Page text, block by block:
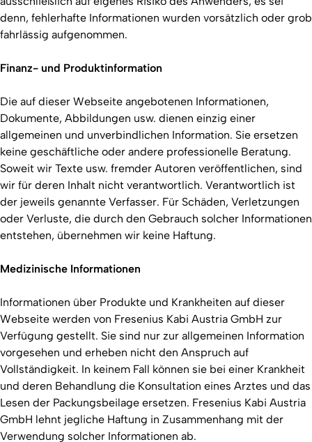
denn, fehlerhafte Informationen wurden vorsätzlich oder grob
fahrlässig aufgenommen.
Finanz- und Produktinformation
Die auf dieser Webseite angebotenen Informationen,
Dokumente, Abbildungen usw. dienen einzig einer
allgemeinen und unverbindlichen Information. Sie ersetzen
keine geschäftliche oder andere professionelle Beratung.
Soweit wir Texte usw. fremder Autoren veröffentlichen, sind
wir für deren Inhalt nicht verantwortlich. Verantwortlich ist
der jeweils genannte Verfasser. Für Schäden, Verletzungen
oder Verluste, die durch den Gebrauch solcher Informationen
entstehen, übernehmen wir keine Haftung.
Medizinische Informationen
Informationen über Produkte und Krankheiten auf dieser
Webseite werden von Fresenius Kabi Austria GmbH zur
Verfügung gestellt. Sie sind nur zur allgemeinen Information
vorgesehen und erheben nicht den Anspruch auf
Vollständigkeit. In keinem Fall können sie bei einer Krankheit
und deren Behandlung die Konsultation eines Arztes und das
Lesen der Packungsbeilage ersetzen. Fresenius Kabi Austria
GmbH lehnt jegliche Haftung in Zusammenhang mit der
Verwendung solcher Informationen ab.